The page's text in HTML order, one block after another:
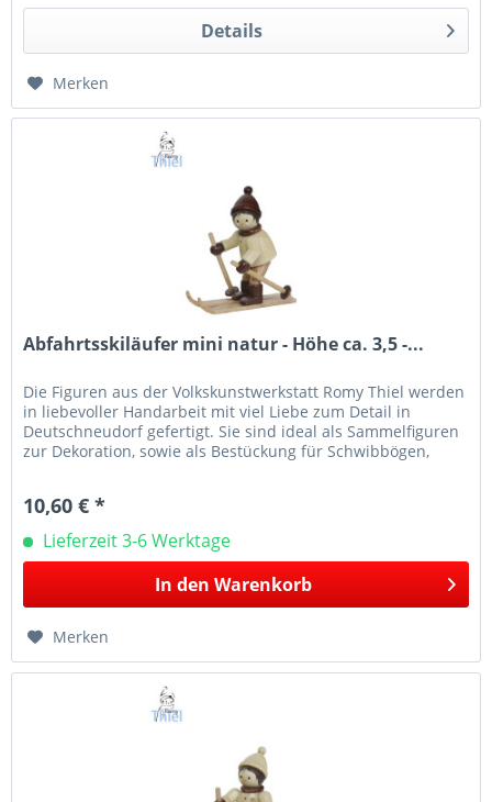
Details
Merken
Abfahrtsskiläufer mini natur - Höhe ca. 3,5 -...
Die Figuren aus der Volkskunstwerkstatt Romy Thiel werden
in liebevoller Handarbeit mit viel Liebe zum Detail in
Deutschneudorf gefertigt. Sie sind ideal als Sammelfiguren
zur Dekoration, sowie als Bestückung für Schwibbögen,
10,60 € *
Lieferzeit 3-6 Werktage
In den Warenkorb
Merken